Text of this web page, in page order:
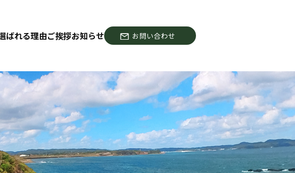
ばれる理由ご挨拶お知らせ お問い合わせ